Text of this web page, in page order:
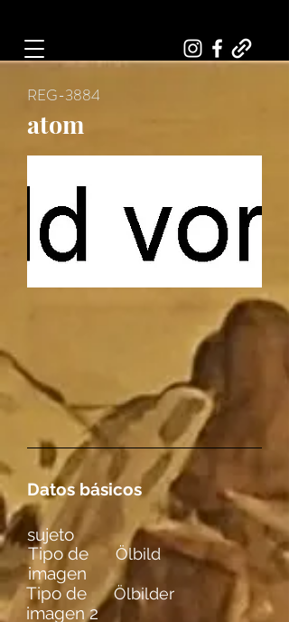
REG-3884
atom
Datos básicos
Tipo de
imagen
Ölbild
Tipo de
imagen 2
Ölbilder
sujeto